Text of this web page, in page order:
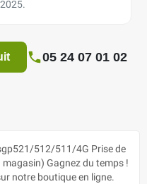
05 24 07 01 02
512/511/4G Prise de
Gagnez du temps !
notre boutique en ligne.